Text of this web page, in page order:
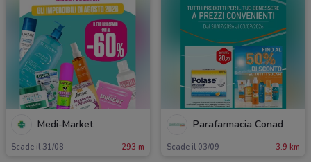
Medi-Market
Scade il 31/08 293 m
Parafarmacia Conad
Scade il 03/09 3.9 km